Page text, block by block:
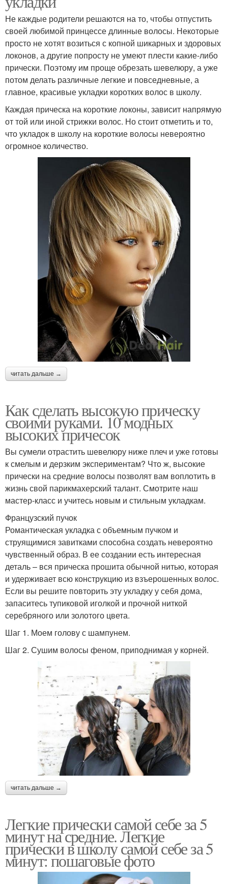
Не каждые родители решаются на то, чтобы отпустить
своей любимой принцессе длинные волосы. Некоторые
просто не хотят возиться с копной шикарных и здоровых
локонов, а другие попросту не умеют плести какие-либо
прически. Поэтому им проще обрезать шевелюру, а уже
потом делать различные легкие и повседневные, а
главное, красивые укладки коротких волос в школу.
Каждая прическа на короткие локоны, зависит напрямую
от той или иной стрижки волос. Но стоит отметить и то,
что укладок в школу на короткие волосы невероятно
огромное количество.
читать дальше →
Как сделать высокую прическу
своими руками. 10 модных
высоких причесок
Вы сумели отрастить шевелюру ниже плеч и уже готовы
к смелым и дерзким экспериментам? Что ж, высокие
прически на средние волосы позволят вам воплотить в
жизнь свой парикмахерский талант. Смотрите наш
мастер-класс и учитесь новым и стильным укладкам.
Французский пучок
Романтическая укладка с объемным пучком и
струящимися завитками способна создать невероятно
чувственный образ. В ее создании есть интересная
деталь – вся прическа прошита обычной нитью, которая
и удерживает всю конструкцию из взъерошенных волос.
Если вы решите повторить эту укладку у себя дома,
запаситесь тупиковой иголкой и прочной ниткой
серебряного или золотого цвета.
Шаг 1. Моем голову с шампунем.
Шаг 2. Сушим волосы феном, приподнимая у корней.
читать дальше →
Легкие прически самой себе за 5
минут на средние. Легкие
прически в школу самой себе за 5
минут: пошаговые фото